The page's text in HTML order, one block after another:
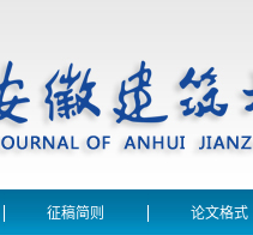
征稿简则 论文格式